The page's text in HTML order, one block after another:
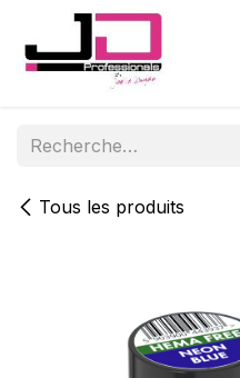
Se rendre au contenu
Tous les produits